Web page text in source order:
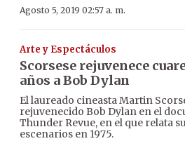
Agosto 5, 2019 02:57 a. m.
Arte y Espectáculos
Scorsese rejuvenece
años a Bob Dylan
El laureado cineasta Martin
rejuvenecido Bob Dylan en el
Thunder Revue, en el que relata
escenarios en 1975.